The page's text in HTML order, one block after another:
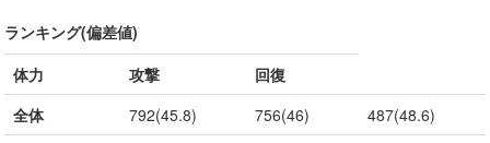
ランキング(偏差値)
体力
攻撃
回復
全体
792(45.8) 756(46)
487(48.6)